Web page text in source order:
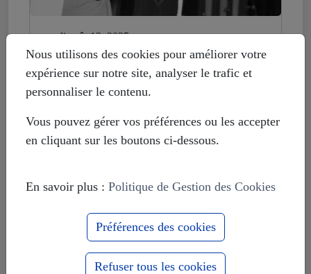
mardi août 12, 2025
Histoire déformée : les Européistes
veulent fonder leur unité sur la
russophobie
Nous utilisons des cookies pour améliorer votre
expérience sur notre site, analyser le trafic et
personnaliser le contenu.
Vous pouvez gérer vos préférences ou les accepter
en cliquant sur les boutons ci-dessous.
En savoir plus : Politique de Gestion des Cookies
Préférences des cookies
Refuser tous les cookies